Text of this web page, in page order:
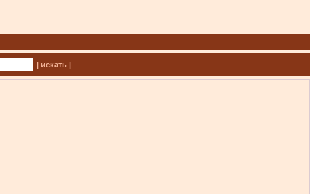
| искать |